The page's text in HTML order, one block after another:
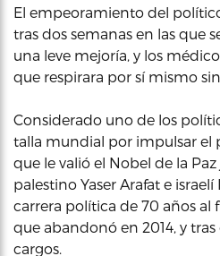
El empeoramiento del
tras dos semanas en las que
una leve mejoría, y los
que respirara por sí mismo
Considerado uno de los
talla mundial por impulsar el
que le valió el Nobel de la
palestino Yaser Arafat e
carrera política de 70 años al
que abandonó en 2014, y
cargos.